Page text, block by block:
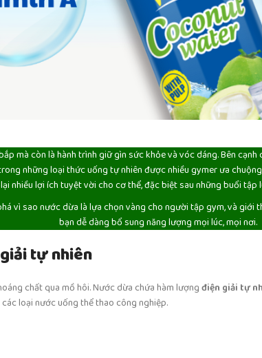
mà còn là hành trình giữ gìn sức khỏe và vóc dáng. Bên
những loại thức uống tự nhiên được nhiều gymer ưa
nhiều lợi ích tuyệt vời cho cơ thể, đặc biệt sau những buổi tập
vì sao nước dừa là lựa chọn vàng cho người tập gym, và
bạn dễ dàng bổ sung năng lượng mọi lúc, mọi nơi.
tự nhiên
chất qua mồ hôi. Nước dừa chứa hàm lượngđiện giải tự
loại nước uống thể thao công nghiệp.